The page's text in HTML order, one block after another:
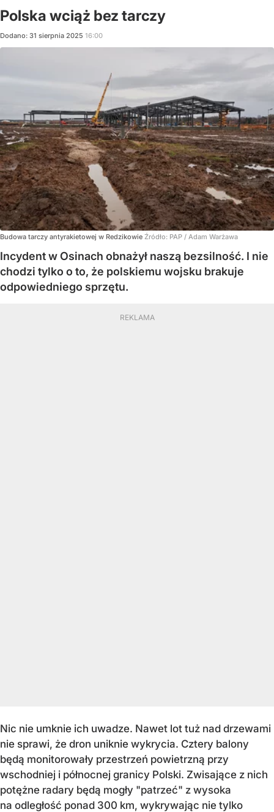
Polska wciąż bez tarczy
Dodano: 31 sierpnia 2025 16:00
Budowa tarczy antyrakietowej w Redzikowie Źródło: PAP / Adam Warżawa
Incydent w Osinach obnażył naszą bezsilność. I nie
chodzi tylko o to, że polskiemu wojsku brakuje
odpowiedniego sprzętu.
Nic nie umknie ich uwadze. Nawet lot tuż nad drzewami
nie sprawi, że dron uniknie wykrycia. Cztery balony
będą monitorowały przestrzeń powietrzną przy
wschodniej i północnej granicy Polski. Zwisające z nich
potężne radary będą mogły "patrzeć" z wysoka
na odległość ponad 300 km, wykrywając nie tylko